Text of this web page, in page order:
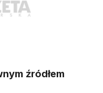
źródłem